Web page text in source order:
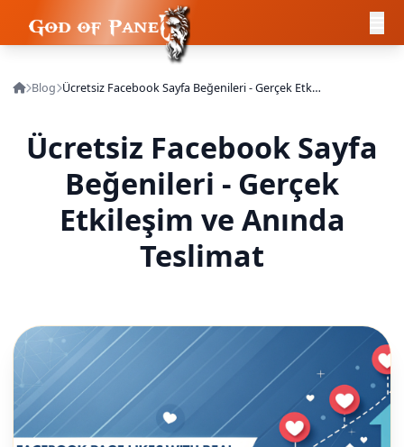
Blog Ücretsiz Facebook Sayfa Beğenileri - Gerçek Etkileşim ve Anında Teslimat
Ücretsiz Facebook Sayfa
Beğenileri - Gerçek
Etkileşim ve Anında
Teslimat